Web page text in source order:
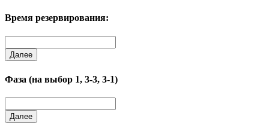
Время резервирования:
Далее
Фаза (на выбор 1, 3-3, 3-1)
Далее